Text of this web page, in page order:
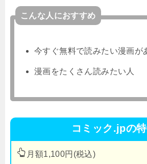
こんな人におすすめ
今すぐ無料で読みたい漫画が
漫画をたくさん読みたい人
コミック.jpの
月額1,100円(税込)